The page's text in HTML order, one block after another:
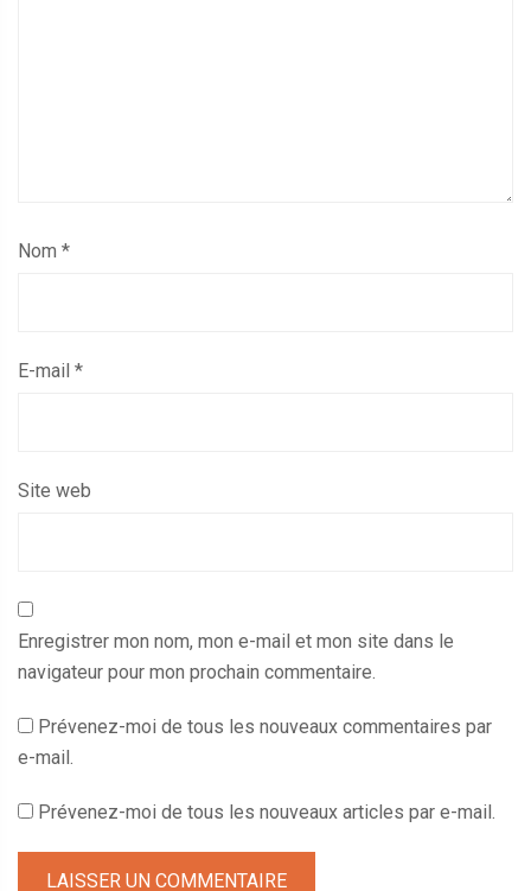
Nom *
E-mail *
Site web
Enregistrer mon nom, mon e-mail et mon site dans le
navigateur pour mon prochain commentaire.
Prévenez-moi de tous les nouveaux commentaires par
e-mail.
Prévenez-moi de tous les nouveaux articles par e-mail.